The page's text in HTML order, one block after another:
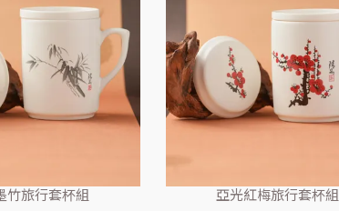
竹旅行套杯組
亞光紅梅旅行套杯組